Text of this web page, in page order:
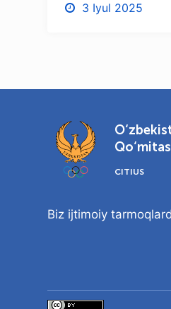
3 Iyul 2025
CITIUS
Biz ijtimoiy